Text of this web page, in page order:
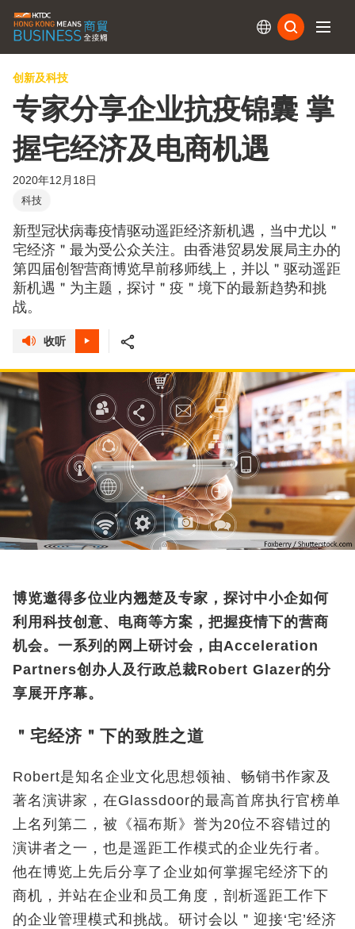
创新及科技
专家分享企业抗疫锦囊 掌
握宅经济及电商机遇
2020年12月18日
科技
新型冠状病毒疫情驱动遥距经济新机遇，当中尤以＂
宅经济＂最为受公众关注。由香港贸易发展局主办的
第四届创智营商博览早前移师线上，并以＂驱动遥距
新机遇＂为主题，探讨＂疫＂境下的最新趋势和挑
战。
收听
博览邀得多位业内翘楚及专家，探讨中小企如何
利用科技创意、电商等方案，把握疫情下的营商
机会。一系列的网上研讨会，由Acceleration
Partners创办人及行政总裁Robert Glazer的分
享展开序幕。
＂宅经济＂下的致胜之道
Robert是知名企业文化思想领袖、畅销书作家及
著名演讲家，在Glassdoor的最高首席执行官榜单
上名列第二，被《福布斯》誉为20位不容错过的
演讲者之一，也是遥距工作模式的企业先行者。
他在博览上先后分享了企业如何掌握宅经济下的
商机，并站在企业和员工角度，剖析遥距工作下
的企业管理模式和挑战。研讨会以＂迎接‘宅’经济